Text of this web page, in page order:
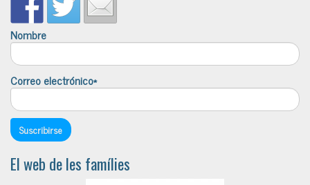
Nombre
Correo electrónico*
El web de les famílies